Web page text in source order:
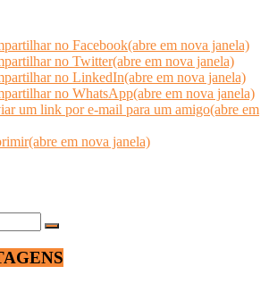
no Facebook(abre em nova janela)
no Twitter(abre em nova janela)
no LinkedIn(abre em nova janela)
no WhatsApp(abre em nova janela)
um link por e-mail para um amigo(abre em
em nova janela)